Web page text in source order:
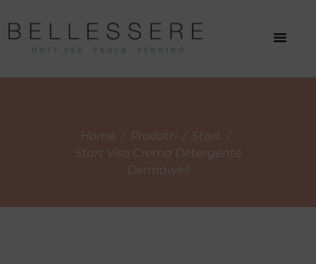
Home Prodotti
Start
Start Viso Crema Detergente
Dermawell